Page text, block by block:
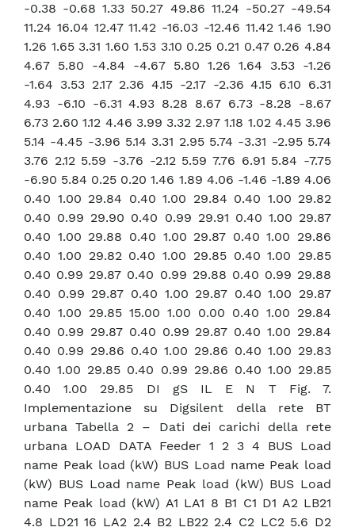
-0.38 -0.68 1.33 50.27 49.86 11.24 -50.27 -49.54
11.24 16.04 12.47 11.42 -16.03 -12.46 11.42 1.46 1.90
1.26 1.65 3.31 1.60 1.53 3.10 0.25 0.21 0.47 0.26 4.84
4.67 5.80 -4.84 -4.67 5.80 1.26 1.64 3.53 -1.26
-1.64 3.53 2.17 2.36 4.15 -2.17 -2.36 4.15 6.10 6.31
4.93 -6.10 -6.31 4.93 8.28 8.67 6.73 -8.28 -8.67
6.73 2.60 1.12 4.46 3.99 3.32 2.97 1.18 1.02 4.45 3.96
5.14 -4.45 -3.96 5.14 3.31 2.95 5.74 -3.31 -2.95 5.74
3.76 2.12 5.59 -3.76 -2.12 5.59 7.76 6.91 5.84 -7.75
-6.90 5.84 0.25 0.20 1.46 1.89 4.06 -1.46 -1.89 4.06
0.40 1.00 29.84 0.40 1.00 29.84 0.40 1.00 29.82
0.40 0.99 29.90 0.40 0.99 29.91 0.40 1.00 29.87
0.40 1.00 29.88 0.40 1.00 29.87 0.40 1.00 29.86
0.40 1.00 29.82 0.40 1.00 29.85 0.40 1.00 29.85
0.40 0.99 29.87 0.40 0.99 29.88 0.40 0.99 29.88
0.40 0.99 29.87 0.40 1.00 29.87 0.40 1.00 29.87
0.40 1.00 29.85 15.00 1.00 0.00 0.40 1.00 29.84
0.40 0.99 29.87 0.40 0.99 29.87 0.40 1.00 29.84
0.40 0.99 29.86 0.40 1.00 29.86 0.40 1.00 29.83
0.40 1.00 29.85 0.40 0.99 29.86 0.40 1.00 29.85
0.40 1.00 29.85 DI gS IL E N T Fig. 7.
Implementazione su Digsilent della rete BT
urbana Tabella 2 – Dati dei carichi della rete
urbana LOAD DATA Feeder 1 2 3 4 BUS Load
name Peak load (kW) BUS Load name Peak load
(kW) BUS Load name Peak load (kW) BUS Load
name Peak load (kW) A1 LA1 8 B1 C1 D1 A2 LB21
4.8 LD21 16 LA2 2.4 B2 LB22 2.4 C2 LC2 5.6 D2